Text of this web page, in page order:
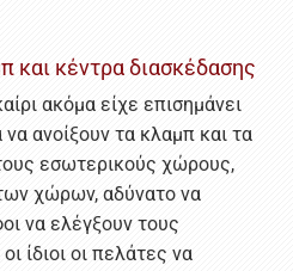
και κέντρα διασκέδασης
ακόμα είχε επισημάνει
ανοίξουν τα κλαμπ και τα
εσωτερικούς χώρους,
χώρων, αδύνατο να
να ελέγξουν τους
ίδιοι οι πελάτες να